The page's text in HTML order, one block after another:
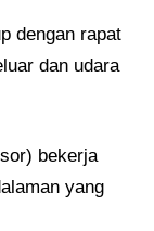
dengan rapat
dan udara
bekerja
yang